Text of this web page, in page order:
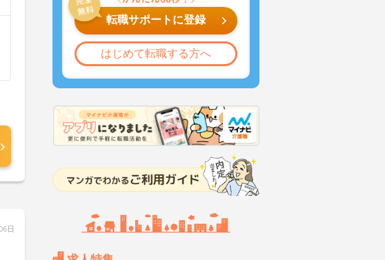
転職サポートに登録
はじめて転職する方へ
日